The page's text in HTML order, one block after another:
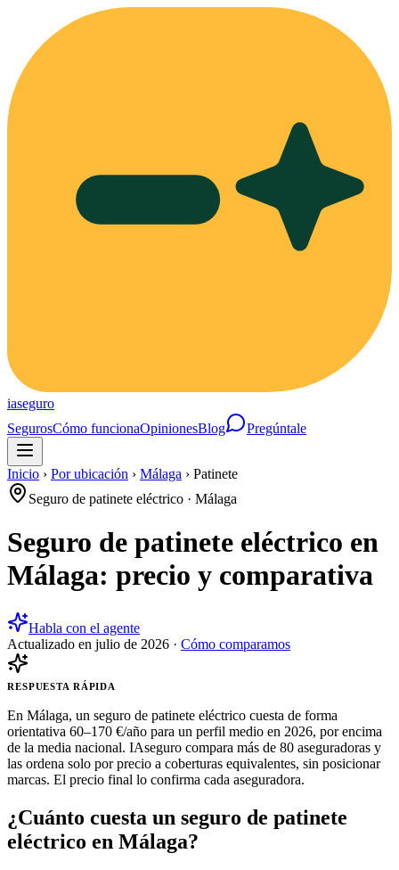
iaseguro
SegurosCómo funcionaOpinionesBlog Pregúntale
Inicio › Por ubicación › Málaga › Patinete
Seguro de patinete eléctrico · Málaga
Seguro de patinete eléctrico en
Málaga: precio y comparativa
Habla con el agente
Actualizado en julio de 2026 · Cómo comparamos
RESPUESTA RÁPIDA
En Málaga, un seguro de patinete eléctrico cuesta de forma
orientativa 60–170 €/año para un perfil medio en 2026, por encima
de la media nacional. IAseguro compara más de 80 aseguradoras y
las ordena solo por precio a coberturas equivalentes, sin posicionar
marcas. El precio final lo confirma cada aseguradora.
¿Cuánto cuesta un seguro de patinete
eléctrico en Málaga?